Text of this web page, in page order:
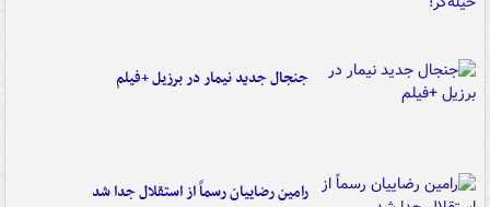
جنجال جدید نیمار در برزیل +فیلم
رامین رضاییان رسماً از استقلال جدا شد